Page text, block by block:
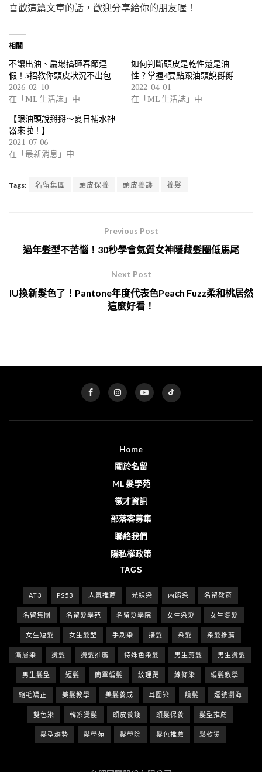
喜歡這篇文章的話，歡迎分享給你的朋友喔！
相關
不讓出油、扁塌搞砸春節連
假！5招教你頭皮狀況不出包
2026-02-10
在「ML 生活誌」中
如何判斷頭皮是乾性還是油
性？掌握4要點跟油頭說掰掰
2022-04-01
在「ML 生活誌」中
【跟油頭說掰掰～夏日補水神
器來啦！】
2021-07-06
在「最新消息」中
Tags: 名留集團 頭皮保養 頭皮養護 養髮
Previous Post
過年髮型不苦惱！30秒學會氣質女神隱藏髮圈低馬尾
Next Post
IU換新髮色了！Pantone年度代表色Peach Fuzz柔和桃居然
這麼好看！
Home
關於名留
ML 髮學苑
徵才資訊
部落客募集
聯絡我們
隱私權政策
TAGS
AT3 PS53 人氣推薦 光線染 內餡染 名留教育
名留集團 名留髮學苑 名留髮學院 女生染髮 女生燙髮
女生短髮 女生髮型 手刷染 接髮 染髮 染髮推薦
漸層染 燙髮 燙髮推薦 特殊色染髮 男生剪髮 男生燙髮
男生髮型 短髮 簡單編髮 紋理燙 線條染 編髮教學
縮毛矯正 美髮教學 美髮養成 耳圈染 護髮 逗號瀏海
雙色染 韓系燙髮 頭皮養護 頭髮保養 髮型推薦
髮型趨勢 髮學苑 髮學院 髮色推薦 鬆軟燙